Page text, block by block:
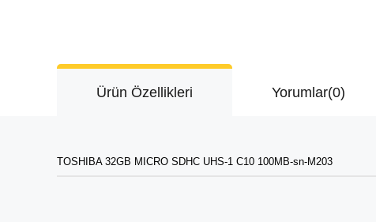
Ürün Özellikleri Yorumlar(0)
TOSHIBA 32GB MICRO SDHC UHS-1 C10 100MB-sn-M203